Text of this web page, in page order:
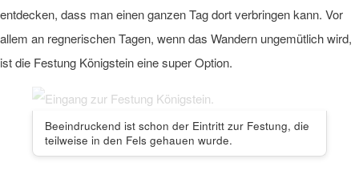
entdecken, dass man einen ganzen Tag dort verbringen kann. Vor
allem an regnerischen Tagen, wenn das Wandern ungemütlich wird,
ist die Festung Königstein eine super Option.
Beeindruckend ist schon der Eintritt zur Festung, die
teilweise in den Fels gehauen wurde.